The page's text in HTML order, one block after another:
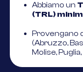
Abbiamo un
(TRL)
Provengano
(Abruzzo,
Molise,